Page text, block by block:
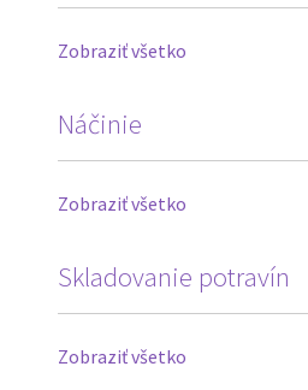
Zobraziť všetko
Náčinie
Zobraziť všetko
Skladovanie potravín
Zobraziť všetko